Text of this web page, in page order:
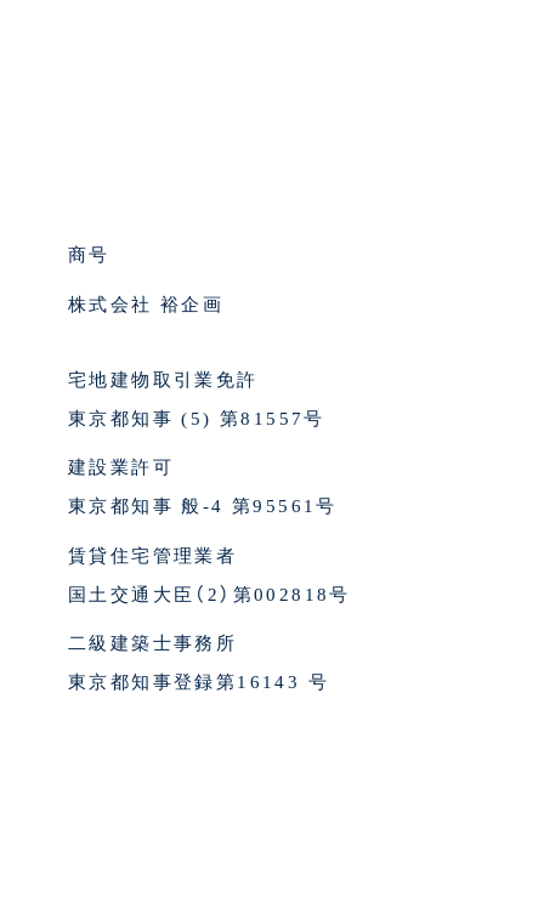
商号
株式会社 裕企画
宅地建物取引業免許
東京都知事 (5) 第81557号
建設業許可
東京都知事 般-4 第95561号
賃貸住宅管理業者
国土交通大臣（2）第002818号
二級建築士事務所
東京都知事登録第16143 号